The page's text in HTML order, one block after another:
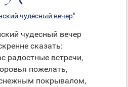
чудесный вечер"
чудесный вечер
сказать:
радостные встречи,
пожелать,
покрывалом,